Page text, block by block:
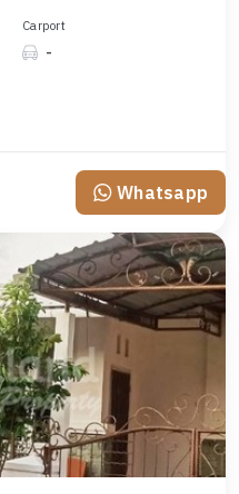
Carport
-
Whatsapp